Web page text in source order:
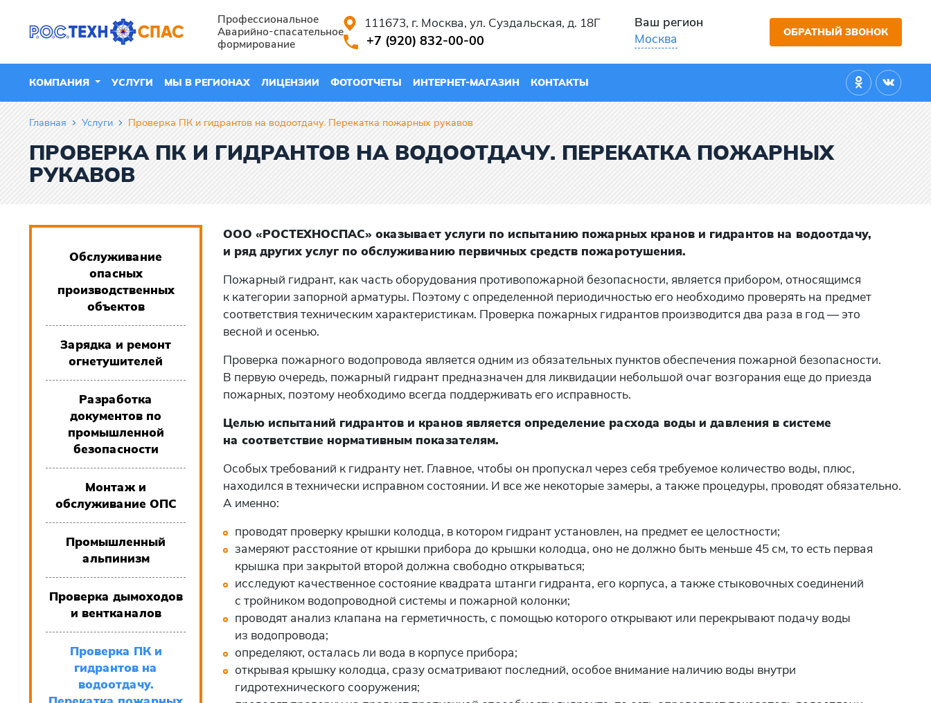
Профессиональное
Аварийно-спасательное
формирование
111673, г. Москва, ул. Суздальская, д. 18Г
+7 (920) 832-00-00
Ваш регион
Москва
ОБРАТНЫЙ ЗВОНОК
КОМПАНИЯ УСЛУГИ МЫ В РЕГИОНАХ ЛИЦЕНЗИИ ФОТООТЧЕТЫ ИНТЕРНЕТ-МАГАЗИН КОНТАКТЫ
Главная Услуги Проверка ПК и гидрантов на водоотдачу. Перекатка пожарных рукавов
ПРОВЕРКА ПК И ГИДРАНТОВ НА ВОДООТДАЧУ. ПЕРЕКАТКА ПОЖАРНЫХ
РУКАВОВ
Обслуживание
опасных
производственных
объектов
Зарядка и ремонт
огнетушителей
Разработка
документов по
промышленной
безопасности
Монтаж и
обслуживание ОПС
Промышленный
альпинизм
Проверка дымоходов
и вентканалов
Проверка ПК и
гидрантов на
водоотдачу.
ООО «РОСТЕХНОСПАС» оказывает услуги по испытанию пожарных кранов и гидрантов на водоотдачу,
и ряд других услуг по обслуживанию первичных средств пожаротушения.
Пожарный гидрант, как часть оборудования противопожарной безопасности, является прибором, относящимся
к категории запорной арматуры. Поэтому с определенной периодичностью его необходимо проверять на предмет
соответствия техническим характеристикам. Проверка пожарных гидрантов производится два раза в год — это
весной и осенью.
Проверка пожарного водопровода является одним из обязательных пунктов обеспечения пожарной безопасности.
В первую очередь, пожарный гидрант предназначен для ликвидации небольшой очаг возгорания еще до приезда
пожарных, поэтому необходимо всегда поддерживать его исправность.
Целью испытаний гидрантов и кранов является определение расхода воды и давления в системе
на соответствие нормативным показателям.
Особых требований к гидранту нет. Главное, чтобы он пропускал через себя требуемое количество воды, плюс,
находился в технически исправном состоянии. И все же некоторые замеры, а также процедуры, проводят обязательно.
А именно:
проводят проверку крышки колодца, в котором гидрант установлен, на предмет ее целостности;
замеряют расстояние от крышки прибора до крышки колодца, оно не должно быть меньше 45 см, то есть первая
крышка при закрытой второй должна свободно открываться;
исследуют качественное состояние квадрата штанги гидранта, его корпуса, а также стыковочных соединений
с тройником водопроводной системы и пожарной колонки;
проводят анализ клапана на герметичность, с помощью которого открывают или перекрывают подачу воды
из водопровода;
определяют, осталась ли вода в корпусе прибора;
открывая крышку колодца, сразу осматривают последний, особое внимание наличию воды внутри
гидротехнического сооружения;